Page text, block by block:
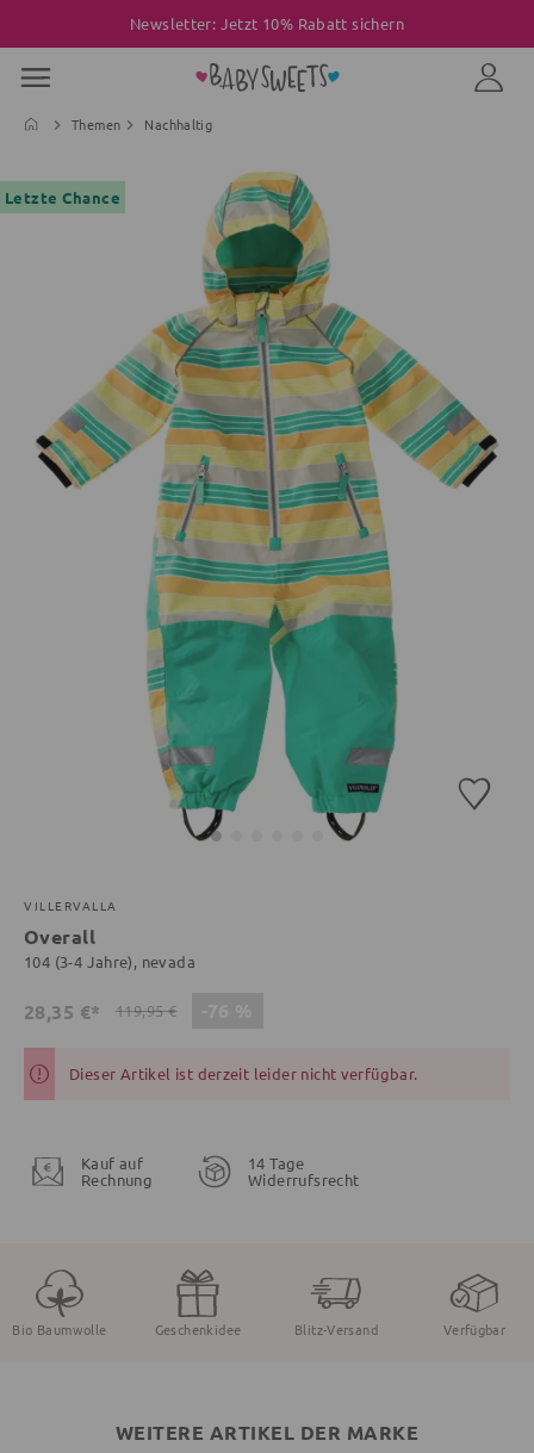
Newsletter: Jetzt 10% Rabatt sichern
Themen Nachhaltig
Letzte Chance
VILLERVALLA
Overall
104 (3-4 Jahre), nevada
28,35 €* 119,95 €
Dieser Artikel ist derzeit leider nicht verfügbar.
Kauf auf
Rechnung
14 Tage
Widerrufsrecht
Bio Baumwolle Geschenkidee Blitz-Versand Verfügbar
WEITERE ARTIKEL DER MARKE